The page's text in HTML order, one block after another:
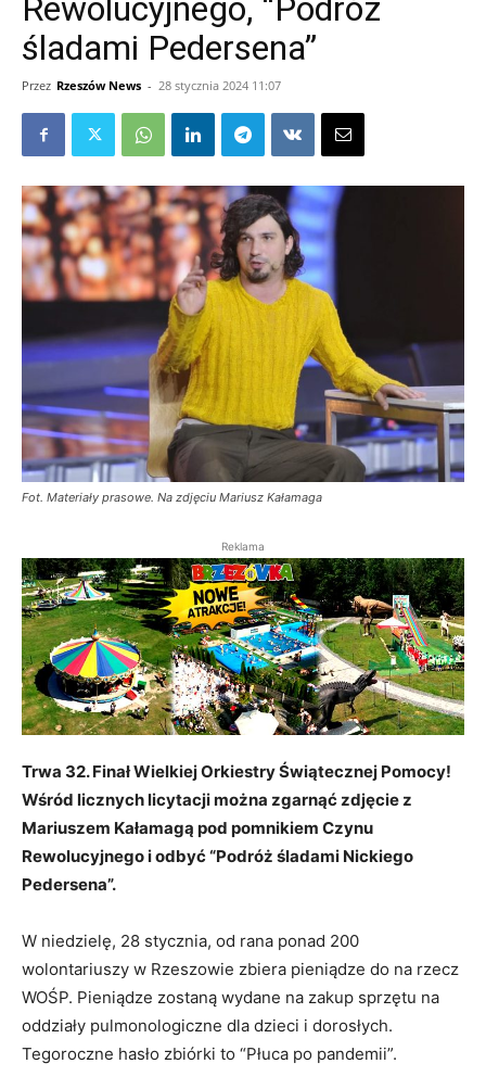
Rewolucyjnego, “Podróż
śladami Pedersena”
Przez Rzeszów News - 28 stycznia 2024 11:07
Fot. Materiały prasowe. Na zdjęciu Mariusz Kałamaga
Reklama
Trwa 32. Finał Wielkiej Orkiestry Świątecznej Pomocy!
Wśród licznych licytacji można zgarnąć zdjęcie z
Mariuszem Kałamagą pod pomnikiem Czynu
Rewolucyjnego i odbyć “Podróż śladami Nickiego
Pedersena”.
W niedzielę, 28 stycznia, od rana ponad 200
wolontariuszy w Rzeszowie zbiera pieniądze do na rzecz
WOŚP. Pieniądze zostaną wydane na zakup sprzętu na
oddziały pulmonologiczne dla dzieci i dorosłych.
Tegoroczne hasło zbiórki to “Płuca po pandemii”.